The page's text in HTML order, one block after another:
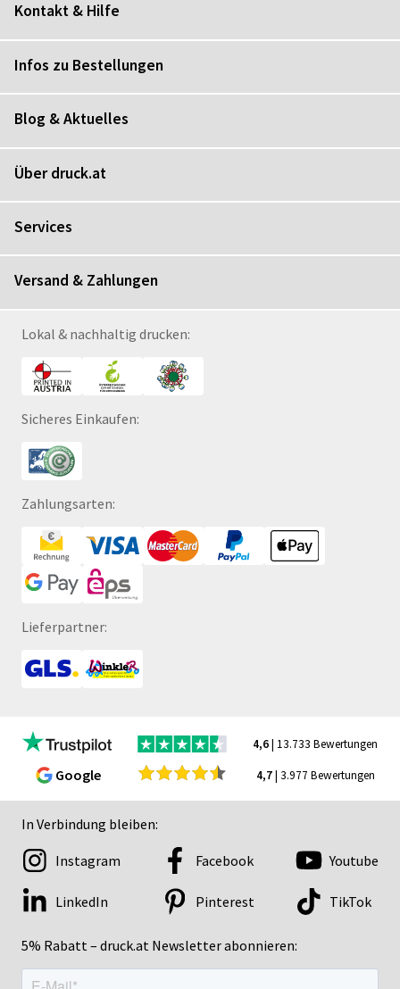
Kontakt & Hilfe
Infos zu Bestellungen
Blog & Aktuelles
Über druck.at
Services
Versand & Zahlungen
Lokal & nachhaltig drucken:
Sicheres Einkaufen:
Zahlungsarten:
Lieferpartner:
4,6| 13.733 Bewertungen
Google 4,7| 3.977 Bewertungen
In Verbindung bleiben:
5% Rabatt – druck.at Newsletter abonnieren:
Instagram Facebook Youtube
LinkedIn Pinterest TikTok